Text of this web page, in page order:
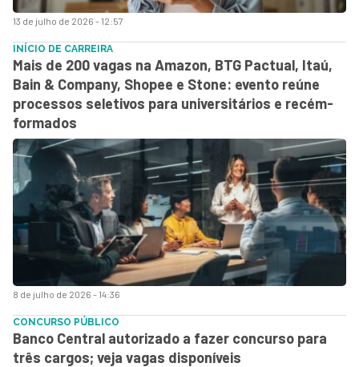
13 de julho de 2026 - 12:57
8 de julho de 2026 - 14:36
INÍCIO DE CARREIRA
Mais de 200 vagas na Amazon, BTG Pactual, Itaú,
Bain & Company, Shopee e Stone: evento reúne
processos seletivos para universitários e recém-
formados
CONCURSO PÚBLICO
Banco Central autorizado a fazer concurso para
três cargos; veja vagas disponíveis